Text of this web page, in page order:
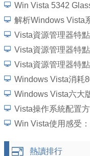
Win Vista 5342
解析Windows Vista
Vista資源管理器特
Vista資源管理器特
Vista資源管理器特
Windows Vista消耗
Windows Vista六大
Vista操作系統配置
Win Vista使用感受
熱讀排行